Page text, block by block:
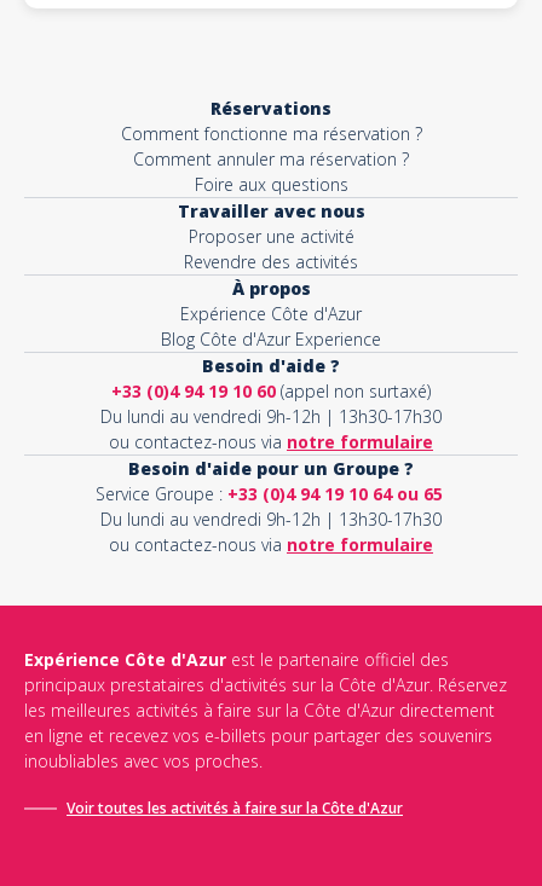
Réservations
Comment fonctionne ma réservation ?
Comment annuler ma réservation ?
Foire aux questions
Travailler avec nous
Proposer une activité
Revendre des activités
À propos
Expérience Côte d'Azur
Blog Côte d'Azur Experience
Besoin d'aide ?
+33 (0)4 94 19 10 60 (appel non surtaxé)
Du lundi au vendredi 9h-12h | 13h30-17h30
ou contactez-nous via notre formulaire
Besoin d'aide pour un Groupe ?
Service Groupe : +33 (0)4 94 19 10 64 ou 65
Du lundi au vendredi 9h-12h | 13h30-17h30
ou contactez-nous via notre formulaire
Expérience Côte d'Azur est le partenaire officiel des
principaux prestataires d'activités sur la Côte d'Azur. Réservez
les meilleures activités à faire sur la Côte d'Azur directement
en ligne et recevez vos e-billets pour partager des souvenirs
inoubliables avec vos proches.
Voir toutes les activités à faire sur la Côte d'Azur